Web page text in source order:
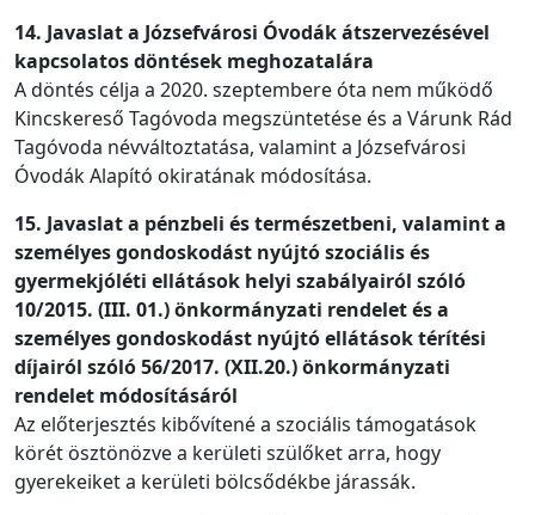
14. Javaslat a Józsefvárosi Óvodák átszervezésével
kapcsolatos döntések meghozatalára
A döntés célja a 2020. szeptembere óta nem működő
Kincskereső Tagóvoda megszüntetése és a Várunk Rád
Tagóvoda névváltoztatása, valamint a Józsefvárosi
Óvodák Alapító okiratának módosítása.
15. Javaslat a pénzbeli és természetbeni, valamint a
személyes gondoskodást nyújtó szociális és
gyermekjóléti ellátások helyi szabályairól szóló
10/2015. (III. 01.) önkormányzati rendelet és a
személyes gondoskodást nyújtó ellátások térítési
díjairól szóló 56/2017. (XII.20.) önkormányzati
rendelet módosításáról
Az előterjesztés kibővítené a szociális támogatások
körét ösztönözve a kerületi szülőket arra, hogy
gyerekeiket a kerületi bölcsődékbe járassák.